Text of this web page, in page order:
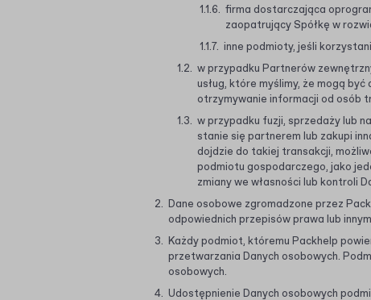
firma dostarczająca
zaopatrujący Spółkę w
inne podmioty, jeśli
w przypadku Partnerów
usług, które myślimy, że mogą
otrzymywanie informacji od osób
w przypadku fuzji, sprzedaży lub
stanie się partnerem lub zakupi
dojdzie do takiej transakcji,
podmiotu gospodarczego, jako
zmiany we własności lub kontroli
Dane osobowe zgromadzone przez
odpowiednich przepisów prawa lub
Każdy podmiot, któremu Packhelp
przetwarzania Danych osobowych.
osobowych.
Udostępnienie Danych osobowych